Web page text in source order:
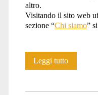
altro.
Visitando il sito web
sezione “Chi siamo”
Leggi tuttoSono